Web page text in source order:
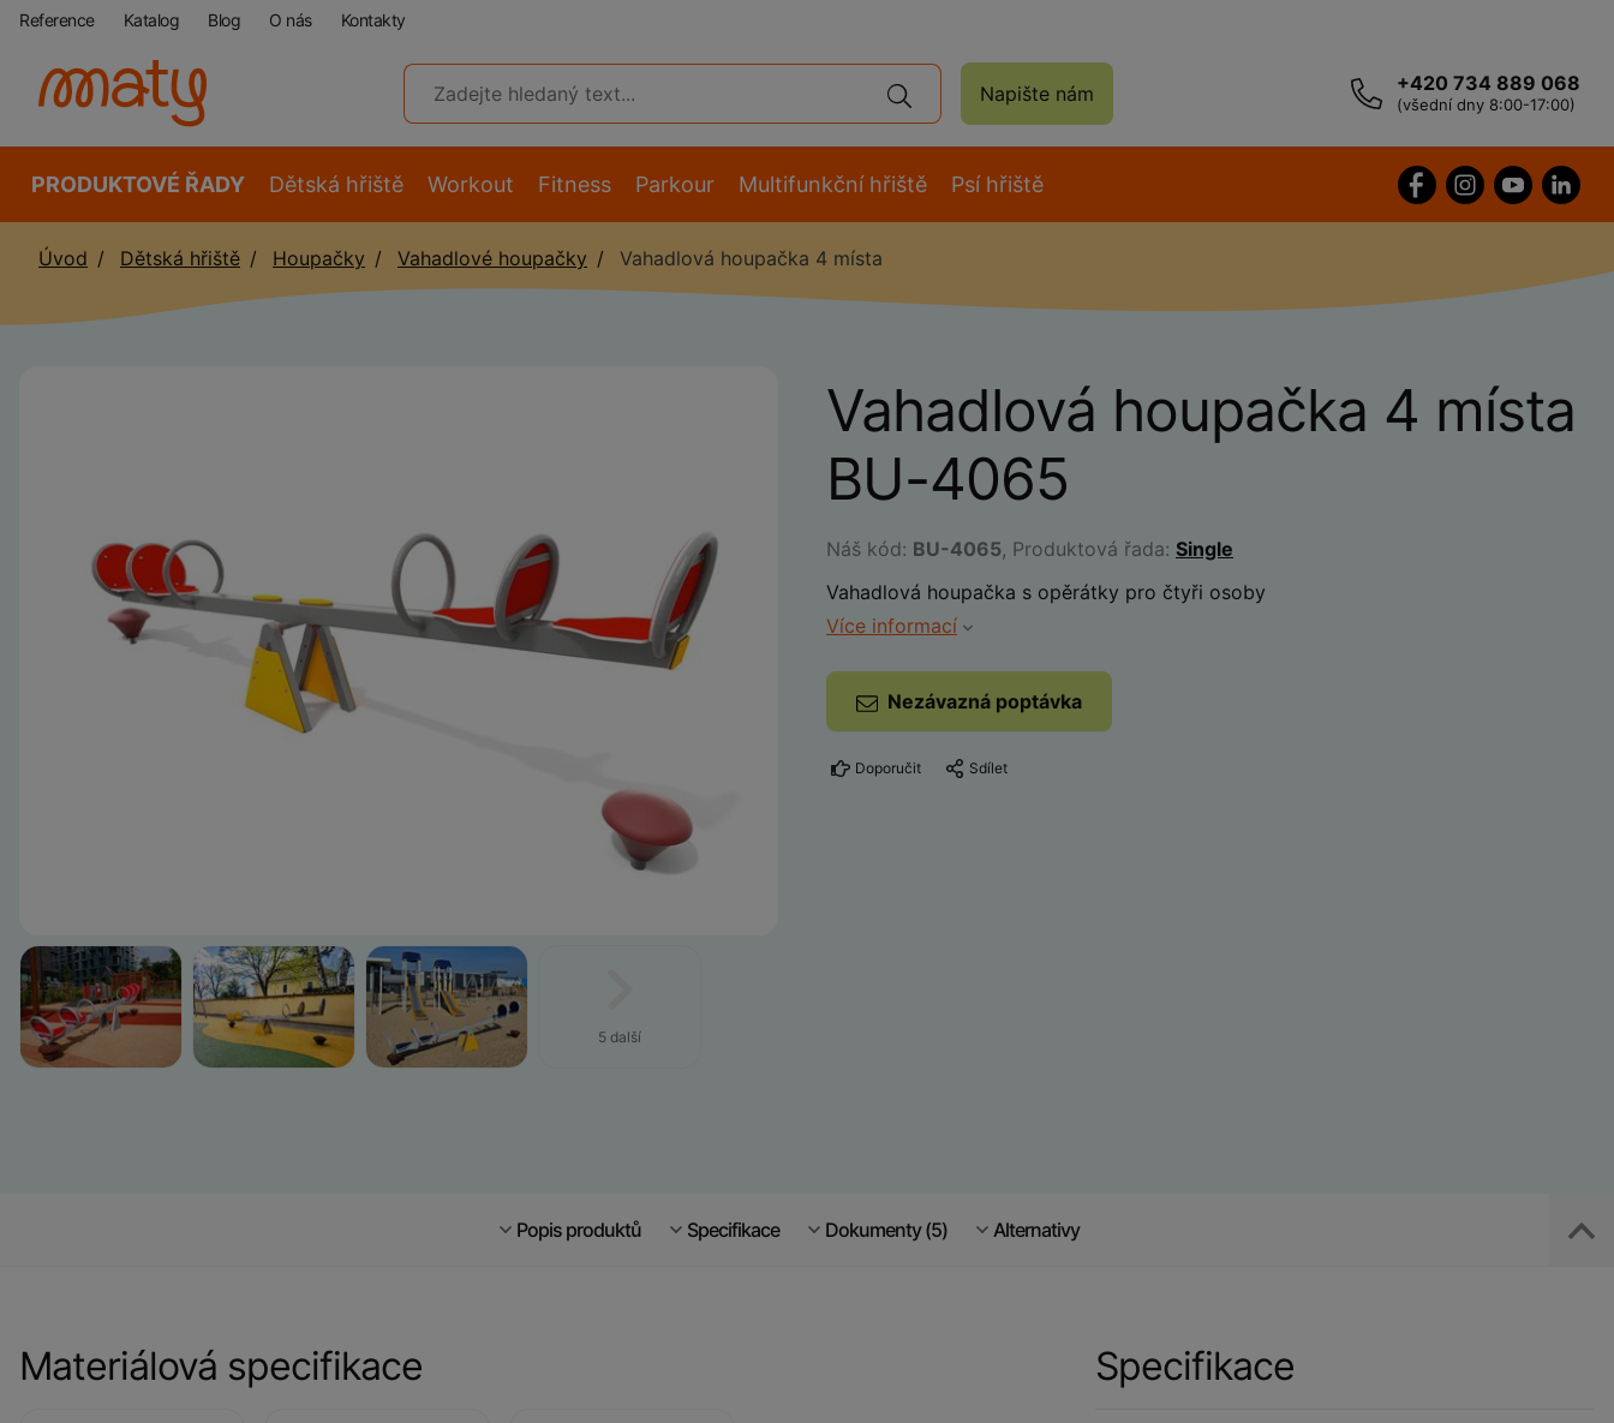
Reference Katalog Blog O nás Kontakty
Napište nám +420 734 889 068
(všední dny 8:00-17:00)
PRODUKTOVÉ ŘADY Dětská hřiště Workout Fitness Parkour Multifunkční hřiště Psí hřiště
Úvod Dětská hřiště Houpačky Vahadlové houpačky Vahadlová houpačka 4 místa
5 další
Vahadlová houpačka 4 místa
BU-4065
Náš kód: BU-4065, Produktová řada: Single
Vahadlová houpačka s opěrátky pro čtyři osoby
Více informací
Nezávazná poptávka
Doporučit Sdílet
Popis produktů Specifikace Dokumenty (5) Alternativy
Specifikace
Materiálová specifikace